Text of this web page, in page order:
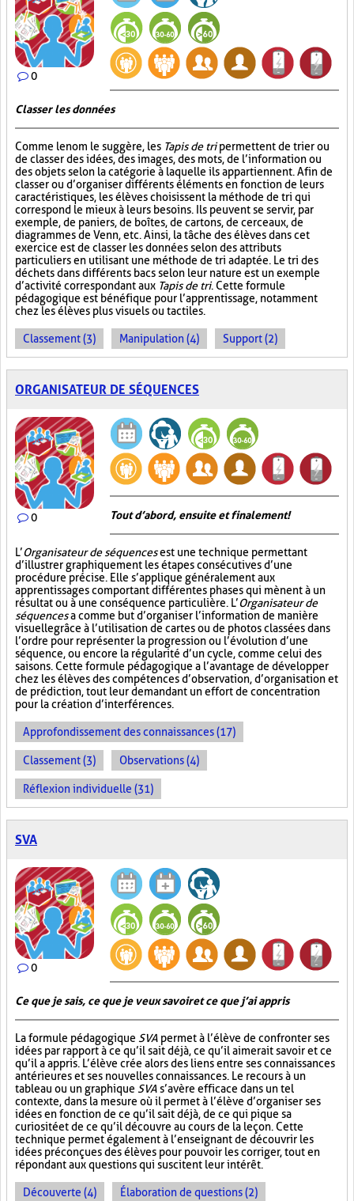
0
Classer les données
Comme le nom le suggère, les Tapis de tripermettent de trier ou
de classer des idées, des images, des mots, de l’information ou
des objets selon la catégorie à laquelle ils appartiennent. Afin de
classer ou d’organiser différents éléments en fonction de leurs
caractéristiques, les élèves choisissent la méthode de tri qui
correspond le mieux à leurs besoins. Ils peuvent se servir, par
exemple, de paniers, de boîtes, de cartons, de cerceaux, de
diagrammes de Venn, etc. Ainsi, la tâche des élèves dans cet
exercice est de classer les données selon des attributs
particuliers en utilisant une méthode de tri adaptée. Le tri des
déchets dans différents bacs selon leur nature est un exemple
d’activité correspondant aux Tapis de tri. Cette formule
pédagogique est bénéfique pour l’apprentissage, notamment
chez les élèves plus visuels ou tactiles.
Classement (3) Manipulation (4) Support (2)
ORGANISATEUR DE SÉQUENCES
0 Tout d’abord, ensuite et finalement!
L’Organisateur de séquencesest une technique permettant
d’illustrer graphiquement les étapes consécutives d’une
procédure précise. Elle s’applique généralement aux
apprentissages comportant différentes phases qui mènent à un
résultat ou à une conséquence particulière. L’Organisateur de
séquencesa comme but d’organiser l’information de manière
visuellegrâce à l’utilisation de cartes ou de photos classées dans
l’ordre pour représenter la progression ou l’évolution d’une
séquence, ou encore la régularité d’un cycle, comme celui des
saisons. Cette formule pédagogique a l’avantage de développer
chez les élèves des compétences d’observation, d’organisation et
de prédiction, tout leur demandant un effort de concentration
pour la création d’interférences.
Approfondissement des connaissances (17)
Classement (3) Observations (4)
Réflexion individuelle (31)
SVA
0
Ce que je sais, ce que je veux savoir et ce que j’ai appris
La formule pédagogique SVA permet à l’élève de confronter ses
idées par rapport à ce qu’il sait déjà, ce qu’il aimerait savoir et ce
qu’il a appris. L’élève crée alors des liens entre ses connaissances
antérieures et ses nouvelles connaissances. Le recours à un
tableau ou un graphique SVA s’avère efficace dans un tel
contexte, dans la mesure où il permet à l’élève d’organiser ses
idées en fonction de ce qu’il sait déjà, de ce qui pique sa
curiosité et de ce qu’il découvre au cours de la leçon. Cette
technique permet également à l’enseignant de découvrir les
idées préconçues des élèves pour pouvoir les corriger, tout en
répondant aux questions qui suscitent leur intérêt.
Découverte (4) Élaboration de questions (2)